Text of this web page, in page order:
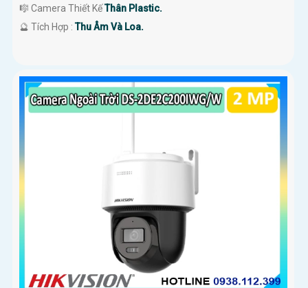
🎼️ Camera Thiết KếThân Plastic.
️🔮 Tích Hợp :Thu Âm Và Loa.